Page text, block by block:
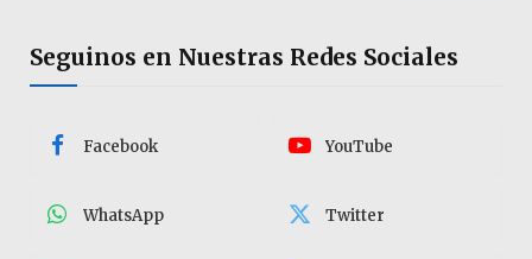
Seguinos en Nuestras Redes Sociales
Facebook YouTube
WhatsApp Twitter